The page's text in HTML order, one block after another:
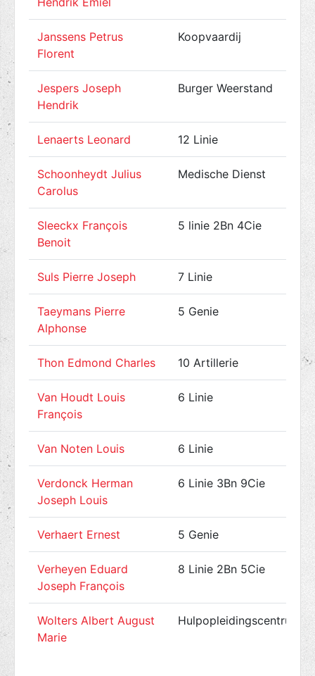
Janssens Petrus
Florent
Koopvaardij
Jespers Joseph
Hendrik
Burger Weerstand
Lenaerts Leonard 12 Linie
Schoonheydt Julius
Carolus
Medische Dienst
Sleeckx François
Benoit
5 linie 2Bn 4Cie
Suls Pierre Joseph 7 Linie
Taeymans Pierre
Alphonse
5 Genie
Thon Edmond Charles 10 Artillerie
Van Houdt Louis
François
6 Linie
Van Noten Louis 6 Linie
Verdonck Herman
Joseph Louis
6 Linie 3Bn 9Cie
Verhaert Ernest 5 Genie
Verheyen Eduard
Joseph François
8 Linie 2Bn 5Cie
Wolters Albert August
Marie
Hulpopleidingscentrum